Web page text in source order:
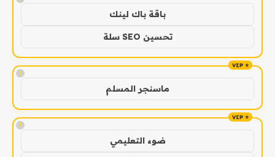
باقة باك لينك
تحسين SEO سلة
!
ماسنجر المسلم
!
ضوء التعليمي